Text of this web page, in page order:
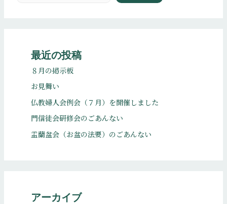
最近の投稿
８月の掲示板
お見舞い
仏教婦人会例会（７月）を開催しました
門信徒会研修会のごあんない
盂蘭盆会（お盆の法要）のごあんない
アーカイブ